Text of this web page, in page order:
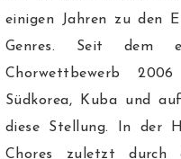
einigen Jahren zu den
Genres. Seit dem
Chorwettbewerb
Südkorea, Kuba und
diese Stellung. In der
Chores zuletzt durch